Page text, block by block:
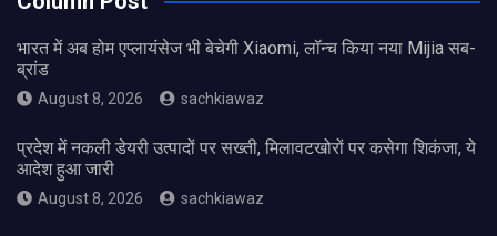
भारत में अब होम एप्लायंसेज भी बेचेगी Xiaomi, लॉन्च किया नया Mijia सब-
ब्रांड
August 8, 2026 sachkiawaz
प्रदेश में नकली डेयरी उत्पादों पर सख्ती, मिलावटखोरों पर कसेगा शिकंजा, ये
आदेश हुआ जारी
August 8, 2026 sachkiawaz